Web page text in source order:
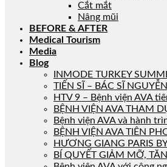
Cắt mắt
Nâng mũi
BEFORE & AFTER
Medical Tourism
Media
Blog
INMODE TURKEY
TIẾN SĨ – BÁC SĨ
HTV 9 – Bệnh viện AVA
BỆNH VIỆN AVA THAM
Bệnh viện AVA và hành
BỆNH VIỆN AVA TIÊN
HƯƠNG GIANG PARIS
BÍ QUYẾT GIẢM MỠ,